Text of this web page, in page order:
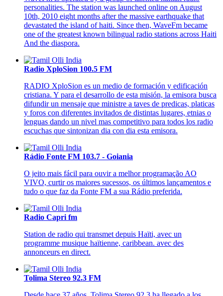
personalities. The station was launched online on August
10th, 2010 eight months after the massive earthquake that
devastated the island of haiti. Since then, WaveFm became
one of the greatest known bilingual radio stations across Haiti
And the diaspora.
Radio XploSion 100.5 FM
RADIO XploSion es un medio de formación y edificación
cristiana. Y para el desarrollo de esta misión, la emisora busca
difundir un mensaje que ministre a taves de predicas, platicas
y foros con diferentes invitados de distintas lugares, etnias o
lenguas dando un nivel mas competitivo para todos los radio
escuchas que sintonizan dia con dia esta emisora.
Rádio Fonte FM 103.7 - Goiania
O jeito mais fácil para ouvir a melhor programação AO
VIVO, curtir os maiores sucessos, os últimos lançamentos e
tudo o que faz da Fonte FM a sua Rádio preferida.
Radio Capri fm
Station de radio qui transmet depuis Haïti, avec un
programme musique haïtienne, caribbean. avec des
annonceurs en direct.
Tolima Stereo 92.3 FM